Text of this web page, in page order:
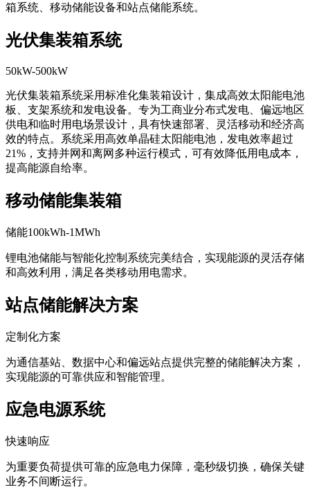
箱系统、移动储能设备和站点储能系统。
光伏集装箱系统
50kW-500kW
光伏集装箱系统采用标准化集装箱设计，集成高效太阳能电池
板、支架系统和发电设备。专为工商业分布式发电、偏远地区
供电和临时用电场景设计，具有快速部署、灵活移动和经济高
效的特点。系统采用高效单晶硅太阳能电池，发电效率超过
21%，支持并网和离网多种运行模式，可有效降低用电成本，
提高能源自给率。
移动储能集装箱
储能100kWh-1MWh
锂电池储能与智能化控制系统完美结合，实现能源的灵活存储
和高效利用，满足各类移动用电需求。
站点储能解决方案
定制化方案
为通信基站、数据中心和偏远站点提供完整的储能解决方案，
实现能源的可靠供应和智能管理。
应急电源系统
快速响应
为重要负荷提供可靠的应急电力保障，毫秒级切换，确保关键
业务不间断运行。